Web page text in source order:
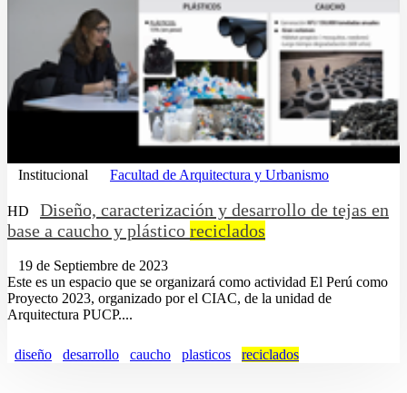
Institucional Facultad de Arquitectura y Urbanismo
HD
Diseño, caracterización y desarrollo de tejas en
base a caucho y plástico reciclados
19 de Septiembre de 2023
Este es un espacio que se organizará como actividad El Perú como
Proyecto 2023, organizado por el CIAC, de la unidad de
Arquitectura PUCP....
diseño desarrollo caucho plasticos reciclados